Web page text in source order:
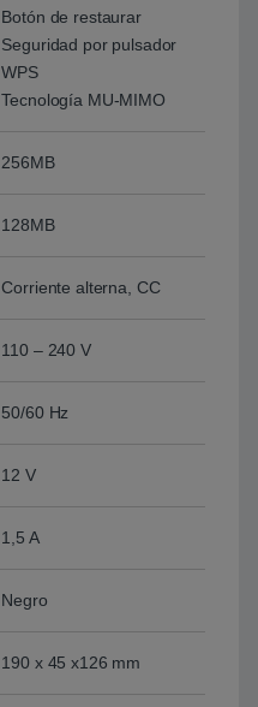
Botón de restaurar
Seguridad por pulsador
WPS
Tecnología MU-MIMO
256MB
128MB
Corriente alterna, CC
110 – 240 V
50/60 Hz
12 V
1,5 A
Negro
190 x 45 x126 mm